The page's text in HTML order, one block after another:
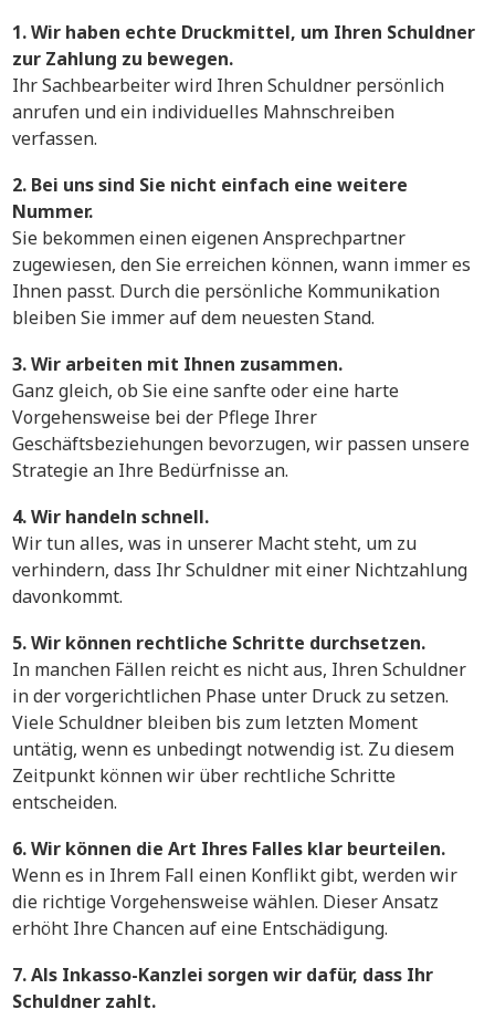
1. Wir haben echte Druckmittel, um Ihren Schuldner
zur Zahlung zu bewegen.
Ihr Sachbearbeiter wird Ihren Schuldner persönlich
anrufen und ein individuelles Mahnschreiben
verfassen.
2. Bei uns sind Sie nicht einfach eine weitere
Nummer.
Sie bekommen einen eigenen Ansprechpartner
zugewiesen, den Sie erreichen können, wann immer es
Ihnen passt. Durch die persönliche Kommunikation
bleiben Sie immer auf dem neuesten Stand.
3. Wir arbeiten mit Ihnen zusammen.
Ganz gleich, ob Sie eine sanfte oder eine harte
Vorgehensweise bei der Pflege Ihrer
Geschäftsbeziehungen bevorzugen, wir passen unsere
Strategie an Ihre Bedürfnisse an.
4. Wir handeln schnell.
Wir tun alles, was in unserer Macht steht, um zu
verhindern, dass Ihr Schuldner mit einer Nichtzahlung
davonkommt.
5. Wir können rechtliche Schritte durchsetzen.
In manchen Fällen reicht es nicht aus, Ihren Schuldner
in der vorgerichtlichen Phase unter Druck zu setzen.
Viele Schuldner bleiben bis zum letzten Moment
untätig, wenn es unbedingt notwendig ist. Zu diesem
Zeitpunkt können wir über rechtliche Schritte
entscheiden.
6. Wir können die Art Ihres Falles klar beurteilen.
Wenn es in Ihrem Fall einen Konflikt gibt, werden wir
die richtige Vorgehensweise wählen. Dieser Ansatz
erhöht Ihre Chancen auf eine Entschädigung.
7. Als Inkasso-Kanzlei sorgen wir dafür, dass Ihr
Schuldner zahlt.